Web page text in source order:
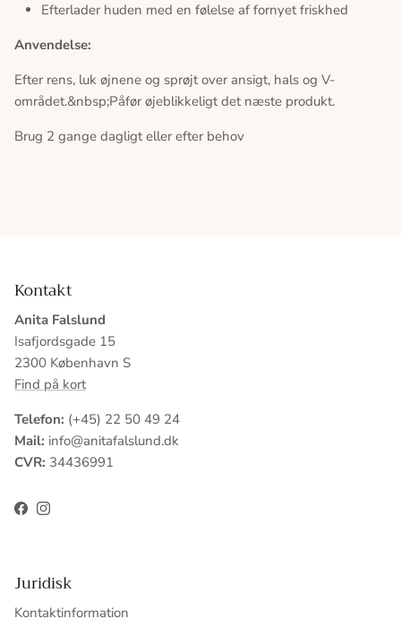
Efterlader huden med en følelse af fornyet friskhed
Anvendelse:
Efter rens, luk øjnene og sprøjt over ansigt, hals og V-
området.&nbsp;Påfør øjeblikkeligt det næste produkt.
Brug 2 gange dagligt eller efter behov
Kontakt
Anita Falslund
Isafjordsgade 15
2300 København S
Find på kort
Telefon: (+45) 22 50 49 24
Mail: info@anitafalslund.dk
CVR: 34436991
FacebookInstagram
Juridisk
Kontaktinformation